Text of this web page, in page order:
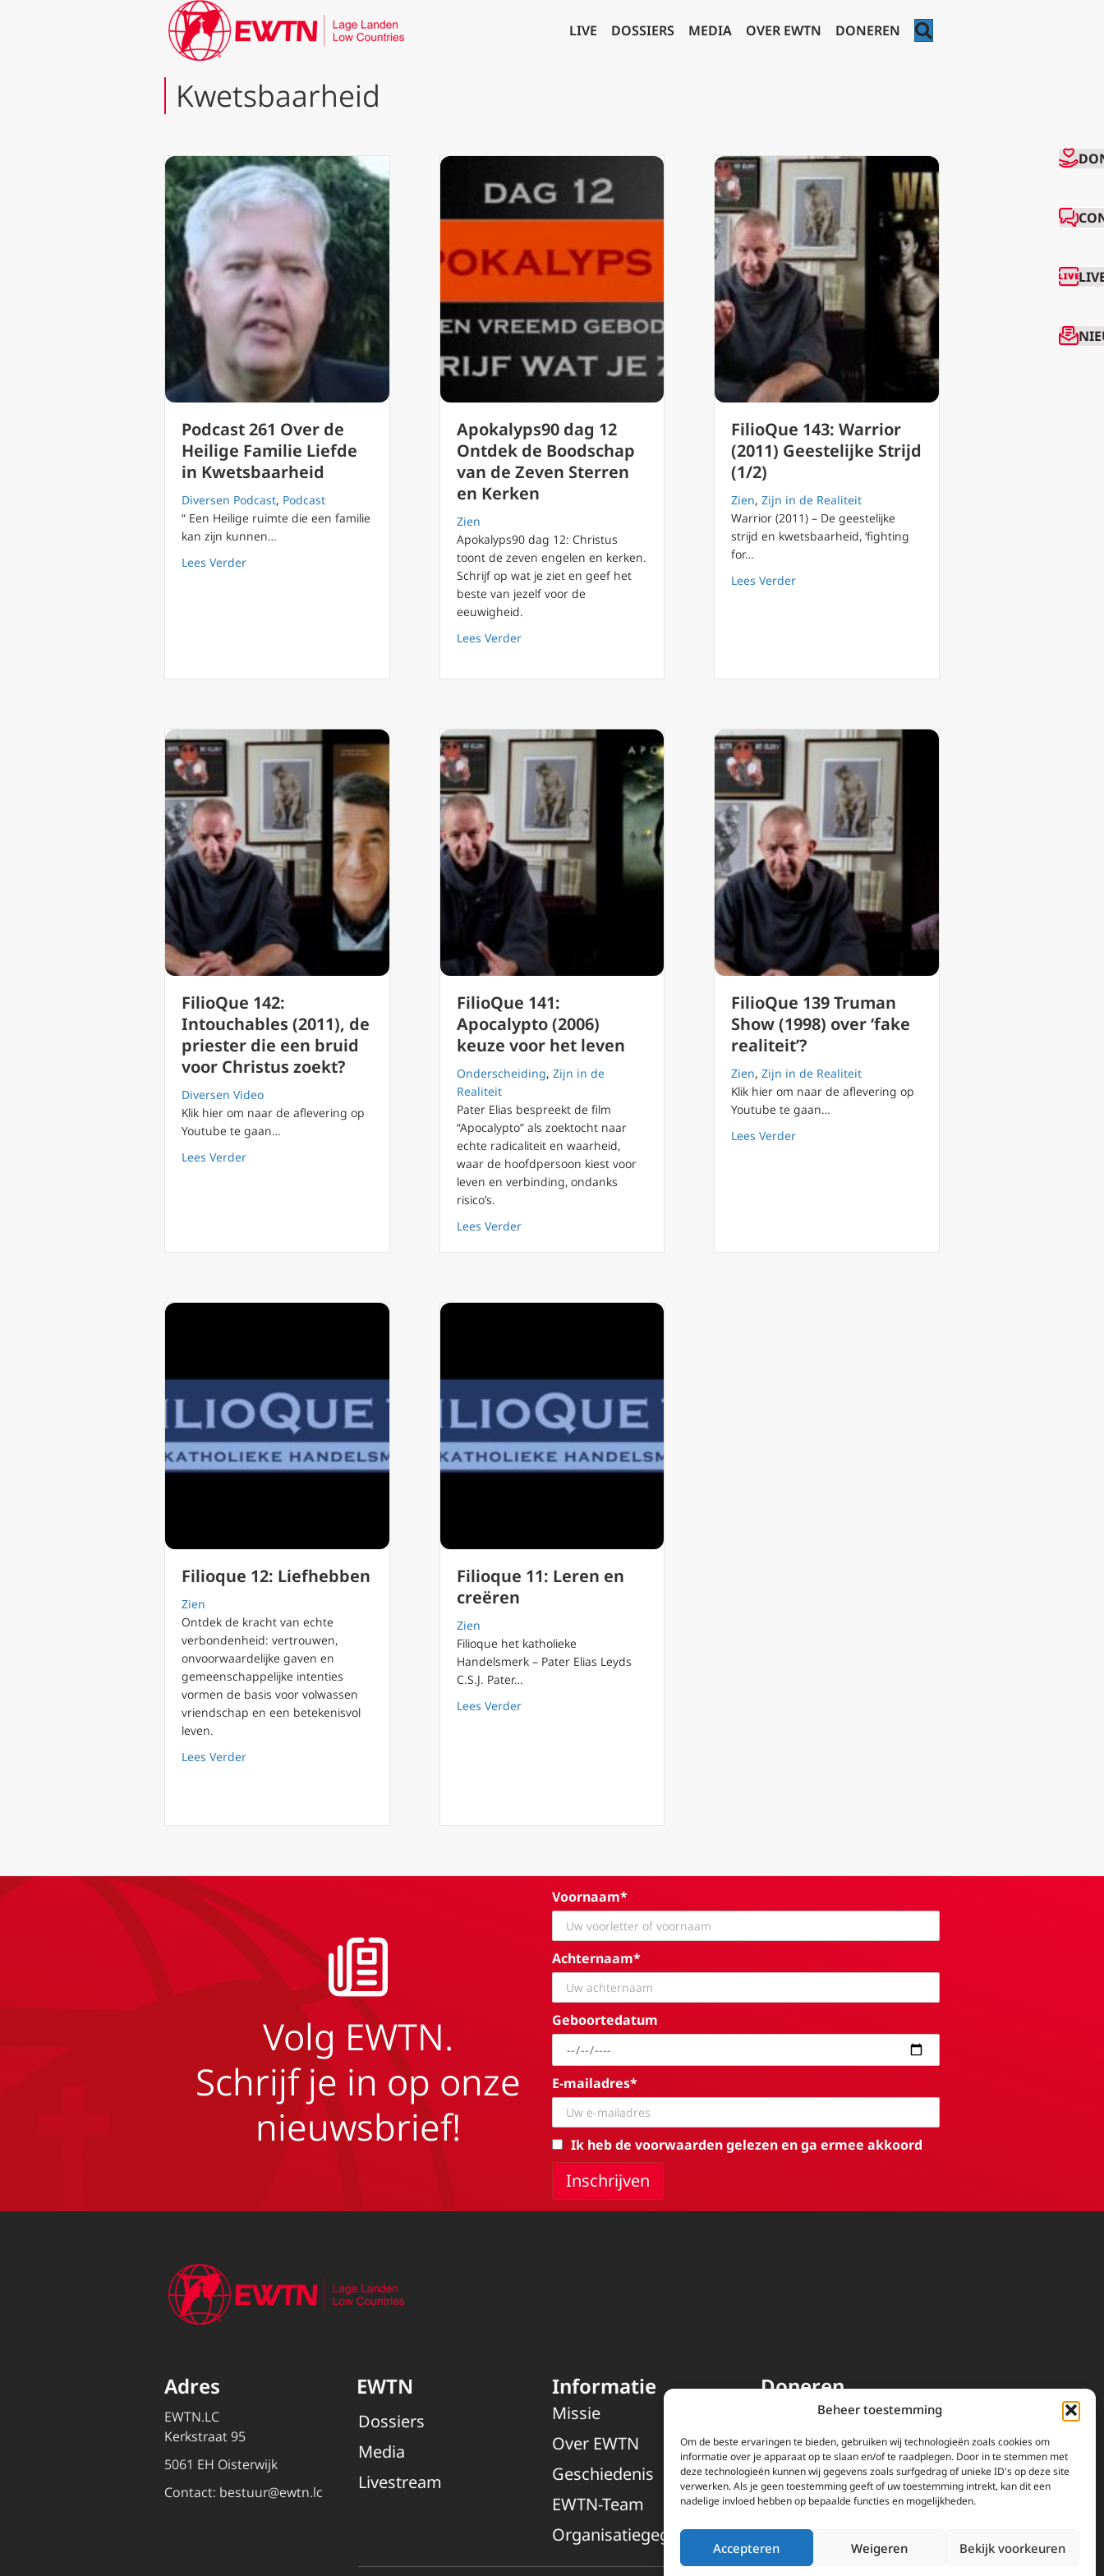
Beheer toestemming
Om de beste ervaringen te bieden, gebruiken wij technologieën zoals cookies om
informatie over je apparaat op te slaan en/of te raadplegen. Door in te stemmen met
deze technologieën kunnen wij gegevens zoals surfgedrag of unieke ID's op deze site
verwerken. Als je geen toestemming geeft of uw toestemming intrekt, kan dit een
nadelige invloed hebben op bepaalde functies en mogelijkheden.
Accepteren Weigeren Bekijk voorkeuren
LIVE DOSSIERS MEDIA OVER EWTN DONEREN
Kwetsbaarheid
Podcast 261 Over de
Heilige Familie Liefde
in Kwetsbaarheid
Diversen Podcast, Podcast
“ Een Heilige ruimte die een familie
kan zijn kunnen…
Lees Verderabout Podcast 261 Over de Heilige Familie Liefde in Kwetsbaarheid
Apokalyps90 dag 12
Ontdek de Boodschap
van de Zeven Sterren
en Kerken
Zien
Apokalyps90 dag 12: Christus
toont de zeven engelen en kerken.
Schrijf op wat je ziet en geef het
beste van jezelf voor de
eeuwigheid.
Lees Verderabout Apokalyps90 dag 12 Ontdek de Boodschap van de Zeven Sterren en Kerken
FilioQue 143: Warrior
(2011) Geestelijke Strijd
(1/2)
Zien,Zijn in de Realiteit
Warrior (2011) – De geestelijke
strijd en kwetsbaarheid, ‘fighting
for…
Lees Verderabout FilioQue 143: Warrior (2011) Geestelijke Strijd (1/
FilioQue 142:
Intouchables (2011), de
priester die een bruid
voor Christus zoekt?
Diversen Video
Klik hier om naar de aflevering op
Youtube te gaan…
Lees Verderabout FilioQue 142: Intouchables (2011), de priester die een bruid voor Christus zoekt?
FilioQue 141:
Apocalypto (2006)
keuze voor het leven
Onderscheiding, Zijn in de
Realiteit
Pater Elias bespreekt de film
“Apocalypto” als zoektocht naar
echte radicaliteit en waarheid,
waar de hoofdpersoon kiest voor
leven en verbinding, ondanks
risico’s.
Lees Verderabout FilioQue 141: Apocalypto (2006) keuze voor het leven
FilioQue 139 Truman
Show (1998) over ‘fake
realiteit’?
Zien,Zijn in de Realiteit
Klik hier om naar de aflevering op
Youtube te gaan…
Lees Verderabout FilioQue 139 Truman Show (1998) over ‘fake
Filioque 12: Liefhebben
Zien
Ontdek de kracht van echte
verbondenheid: vertrouwen,
onvoorwaardelijke gaven en
gemeenschappelijke intenties
vormen de basis voor volwassen
vriendschap en een betekenisvol
leven.
Lees Verderabout Filioque 12: Liefhebben
Filioque 11: Leren en
creëren
Zien
Filioque het katholieke
Handelsmerk – Pater Elias Leyds
C.S.J. Pater…
Lees Verderabout Filioque 11: Leren en creëren
Volg EWTN.
Schrijf je in op onze
nieuwsbrief!
Voornaam*
Achternaam*
Geboortedatum
E-mailadres*
Ik heb de voorwaarden gelezen en ga ermee akkoord
Adres
EWTN.LC
Kerkstraat 95
5061 EH Oisterwijk
Contact: bestuur@ewtn.lc
EWTN
Dossiers
Media
Livestream
Informatie
Missie
Over EWTN
Geschiedenis
EWTN-Team
Organisatiegegevens
Doneren
EWTN wordt uitsluitend
gefinancierd door uw donaties.
Wij ontvangen bewust geen
advertentie-inkomsten of
kerkelijke financiele
Doneren